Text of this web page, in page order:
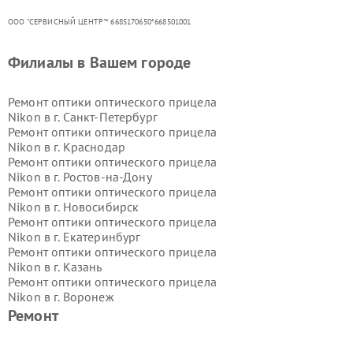
ООО "СЕРВИСНЫЙ ЦЕНТР"* 6685170650*668501001
Ремонт
Филиалы в Вашем городе
Ремонт оптики оптического прицела
Nikon в г. Санкт-Петербург
Ремонт оптики оптического прицела
Nikon в г. Краснодар
Ремонт оптики оптического прицела
Nikon в г. Ростов-на-Дону
Ремонт оптики оптического прицела
Nikon в г. Новосибирск
Ремонт оптики оптического прицела
Nikon в г. Екатеринбург
Ремонт оптики оптического прицела
Nikon в г. Казань
Ремонт оптики оптического прицела
Nikon в г. Воронеж
Ремонт оптики оптического прицела